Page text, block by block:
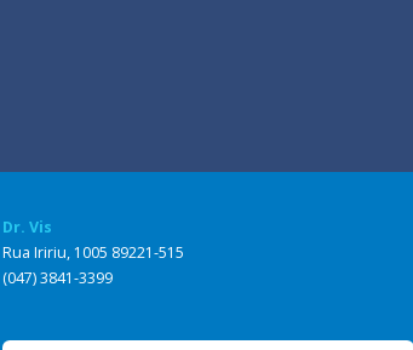
Dr. Vis
Rua Iririu, 1005 89221-515
(047) 3841-3399